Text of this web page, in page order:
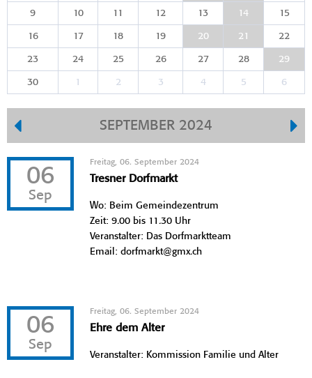
9 10 11 12 13 14 15
16 17 18 19 20 21 22
23 24 25 26 27 28 29
30 1 2 3 4 5 6
SEPTEMBER 2024
06
Sep
Freitag, 06. September 2024
Tresner Dorfmarkt
Wo: Beim Gemeindezentrum
Zeit: 9.00 bis 11.30 Uhr
Veranstalter: Das Dorfmarktteam
Email: dorfmarkt@gmx.ch
06
Sep
Freitag, 06. September 2024
Ehre dem Alter
Veranstalter: Kommission Familie und Alter